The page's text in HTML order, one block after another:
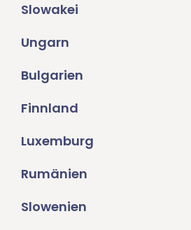
Slowakei
Ungarn
Bulgarien
Finnland
Luxemburg
Rumänien
Slowenien